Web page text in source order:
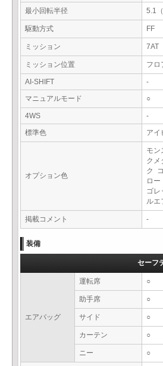
最小回転半径 5.1（
駆動方式 FF
ミッション 7AT
ミッション位置 フロ
AI-SHIFT
-
マニュアルモード
○
4WS
-
標準色
アイ
オプション色
モン
クメ
ク
ロ
ゴレ
ルエ
掲載コメント -
装備
セーフ
エアバッグ
運転席 ○
助手席 ○
サイド ○
カーテン ○
ニー ○